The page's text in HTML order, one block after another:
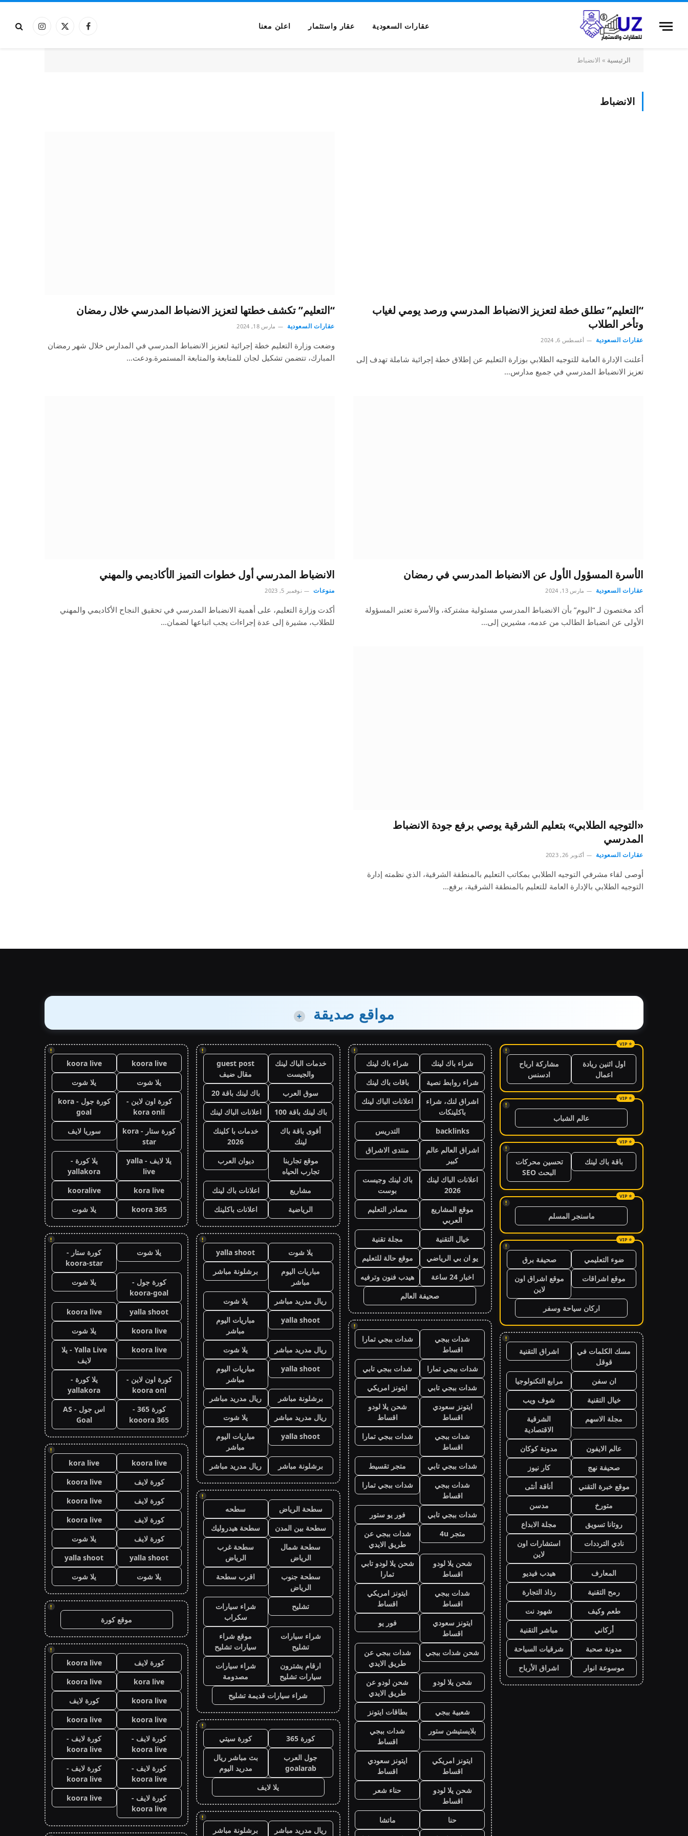
عقارات السعودية عقار واستثمار اعلن معنا فيسبوكX
الانستغرام
الرئيسية » الانضباط
الانضباط
“التعليم” تطلق خطة لتعزيز الانضباط المدرسي ورصد يومي لغياب
وتأخر الطلاب
عقارات السعودية أغسطس 6, 2024
أعلنت الإدارة العامة للتوجيه الطلابي بوزارة التعليم عن إطلاق خطة إجرائية شاملة تهدف إلى
تعزيز الانضباط المدرسي في جميع مدارس…
“التعليم” تكشف خطتها لتعزيز الانضباط المدرسي خلال رمضان
عقارات السعودية مارس 18, 2024
وضعت وزارة التعليم خطة إجرائية لتعزيز الانضباط المدرسي في المدارس خلال شهر رمضان
المبارك، تتضمن تشكيل لجان للمتابعة والمتابعة المستمرة.ودعت…
الأسرة المسؤول الأول عن الانضباط المدرسي في رمضان
عقارات السعودية مارس 13, 2024
أكد مختصون لـ “اليوم” بأن الانضباط المدرسي مسئولية مشتركة، والأسرة تعتبر المسؤولة
الأولى عن انضباط الطالب من عدمه، مشيرين إلى…
الانضباط المدرسي أول خطوات التميز الأكاديمي والمهني
منوعات نوفمبر 5, 2023
أكدت وزارة التعليم، على أهمية الانضباط المدرسي في تحقيق النجاح الأكاديمي والمهني
للطلاب، مشيرة إلى عدة إجراءات يجب اتباعها لضمان…
«التوجيه الطلابي» بتعليم الشرقية يوصي برفع جودة الانضباط
المدرسي
عقارات السعودية أكتوبر 26, 2023
أوصى لقاء مشرفي التوجيه الطلابي بمكاتب التعليم بالمنطقة الشرقية، الذي نظمته إدارة
التوجيه الطلابي بالإدارة العامة للتعليم بالمنطقة الشرقية، برفع…
مواقع صديقة +
!
اول اثنين ريادة
اعمال
مشاركة ارباح
ادسنس
!
عالم الشباب
!
باقة باك لينك
تحسين محركات
البحث SEO
!
ماسنجر المسلم
!
ضوء التعليمي
صحيفة برق
موقع اشراقات
موقع اشراق اون
لاين
اركان سياحة وسفر
!
مسك الكلمات في
قوقل
اشراق التقنية
ان سفن
مرابع التكنولوجيا
خيال التقنية
شوف ويب
مجلة الاسهم
الشرقية
الاقتصادية
عالم الايفون
مدونة كوكان
صحيفة نهج
كار نيوز
موقع خبرة التقني
أناقة أنثى
متورخ
مدسن
روتانا تسويق
مجلة الابداع
نادي الترددات
استشارات اون
لاين
المعارف
هيدب فيديو
رمح التقنية
رذاذ التجارة
طعم وكيف
شهود نت
أركاني
مباشر التقنية
مدونة صحبة
شرقيات السياحة
موسوعة انوار
اشراق الأرباح
!
شراء باك لينك
شراء باك لينك
شراء روابط نصية
باقات باك لينك
اشراق لنك، شراء
باكلينكات
اعلانات الباك لينك
backlinks
التدريس
اشراق العالم عالم
كبير
منتدى الاشراق
اعلانات الباك لينك
2026
باك لينك وجيست
بوست
موقع المشاريع
العربي
مصادر التعليم
خيال التقنية
مجلة تقنية
يو ان بي الرياضي
موقع حالة للتعليم
اخبار 24 ساعة
هيدب فنون وترفيه
صحيفة العالم
!
شدات ببجي
اقساط
شدات ببجي تمارا
شدات ببجي تمارا
شدات ببجي تابي
شدات ببجي تابي
ايتونز امريكي
ايتونز سعودي
اقساط
شحن يلا لودو
اقساط
شدات ببجي
اقساط
شدات ببجي تمارا
شدات ببجي تابي
متجر تقسيط
شدات ببجي
اقساط
شدات ببجي تمارا
شدات ببجي تابي
فور يو ستور
متجر 4u
شدات ببجي عن
طريق الايدي
شحن يلا لودو
اقساط
شحن يلا لودو تابي
تمارا
شدات ببجي
اقساط
ايتونز امريكي
اقساط
ايتونز سعودي
اقساط
فور يو
شحن شدات ببجي
شدات ببجي عن
طريق الايدي
شحن يلا لودو
شحن لودو عن
طريق الايدي
شعبية ببجي
بطاقات ايتونز
بلايستيشن ستور
شدات ببجي
اقساط
ايتونز امريكي
اقساط
ايتونز سعودي
اقساط
شحن يلا لودو
اقساط
حناء شعر
حنا
ماتشا
!
خدمات الباك لينك
والجيست
guest post
مقال ضيف
سوق العرب
باك لينك باقة 20
باك لينك باقة 100
اعلانات الباك لينك
أقوى باقة باك
لينك
خدمات با كلينك
2026
موقع تجاربنا
تجارب الحياه
ديوان العرب
مشاريع
اعلانات باك لينك
الرياضية
اعلانات باكلينك
!
يلا شوت
yalla shoot
مباريات اليوم
مباشر
برشلونة مباشر
ريال مدريد مباشر
يلا شوت
yalla shoot
مباريات اليوم
مباشر
ريال مدريد مباشر
يلا شوت
yalla shoot
مباريات اليوم
مباشر
برشلونة مباشر
ريال مدريد مباشر
ريال مدريد مباشر
يلا شوت
yalla shoot
مباريات اليوم
مباشر
برشلونة مباشر
ريال مدريد مباشر
!
سطحة الرياض
سطحه
سطحة بين المدن
سطحة هيدروليك
سطحة شمال
الرياض
سطحة غرب
الرياض
سطحة جنوب
الرياض
اقرب سطحة
تشليح
شراء سيارات
سكراب
شراء سيارات
تشليح
موقع شراء
سيارات تشليح
ارقام يشترون
سيارات تشليح
شراء سيارات
مصدومة
شراء سيارات قديمة تشليح
!
كورة 365
كورة سيتي
جول العرب
goalarab
بث مباشر ريال
مدريد اليوم
يلا لايف
!
ريال مدريد مباشر برشلونة مباشر
!
koora live
koora live
يلا شوت
يلا شوت
كورة اون لاين -
kora onli
كورة جول - kora
goal
كورة ستار - kora
star
سوريا لايف
يلا لايف - yalla
live
يلا كورة -
yallakora
kora live
kooralive
koora 365
يلا شوت
!
يلا شوت
كورة ستار -
koora-star
كورة جول -
koora-goal
يلا شوت
yalla shoot
koora live
koora live
يلا شوت
koora live
Yalla Live - يلا
لايف
كورة اون لاين -
koora onl
يلا كورة -
yallakora
كورة 365 -
kooora 365
اس جول - AS
Goal
!
koora live
kora live
كورة لايف
koora live
كورة لايف
koora live
كورة لايف
koora live
كورة لايف
يلا شوت
yalla shoot
yalla shoot
يلا شوت
يلا شوت
!
موقع كورة
!
كورة لايف
koora live
kora live
koora live
koora live
كورة لايف
koora live
koora live
كورة لايف -
koora live
كورة لايف -
koora live
كورة لايف -
koora live
كورة لايف -
koora live
كورة لايف -
koora live
koora live